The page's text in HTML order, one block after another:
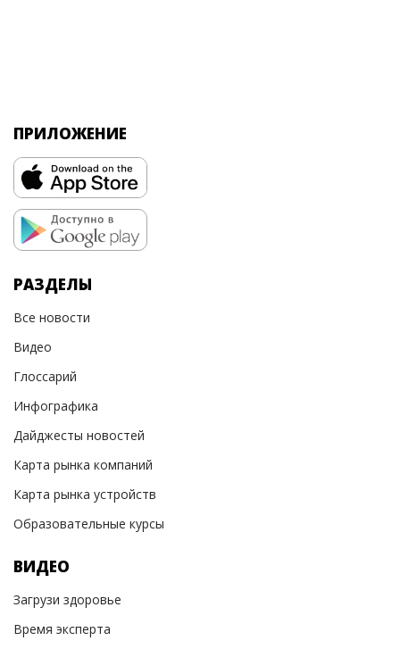
ПРИЛОЖЕНИЕ
РАЗДЕЛЫ
Все новости
Видео
Глоссарий
Инфографика
Дайджесты новостей
Карта рынка компаний
Карта рынка устройств
Образовательные курсы
ВИДЕО
Загрузи здоровье
Время эксперта